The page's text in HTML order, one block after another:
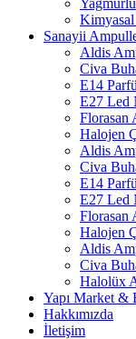
Sanayii
Aldis
Civa
E14
E27 Led
Florasan
Halojen
Aldis
Civa
E14
E27 Led
Florasan
Halojen
Aldis
Civa
Halolüx
Yapı Market &
Hakkımızda
İletişim